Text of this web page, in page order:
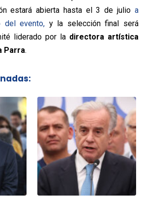
estará abierta hasta el 3 de julioa
evento, y la selección final será
liderado por la directora artística
Parra.